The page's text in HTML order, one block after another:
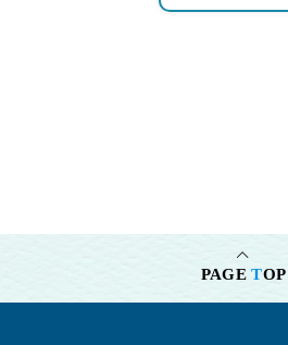
PAGETOP